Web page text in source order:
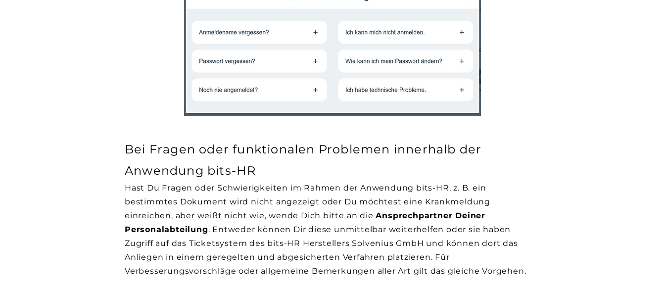
Bei Fragen oder funktionalen Problemen innerhalb der
Anwendung bits-HR
Hast Du Fragen oder Schwierigkeiten im Rahmen der Anwendung bits-HR, z. B. ein
bestimmtes Dokument wird nicht angezeigt ​oder Du möchtest eine Krankmeldung
einreichen, aber weißt nicht wie, wende Dich bitte an dieAnsprechpartner Deiner
Personalabteilung. Entweder können Dir diese unmittelbar weiterhelfen oder sie haben
Zugriff auf das Ticketsystem des bits-HR Herstellers Solvenius GmbH und können dort das
Anliegen in einem geregelten und abgesicherten Verfahren platzieren. Für
Verbesserungsvorschläge oder allgemeine Bemerkungen aller Art gilt das gleiche Vorgehen.